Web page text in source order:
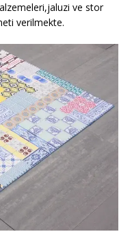
ve stor
verilmekte.